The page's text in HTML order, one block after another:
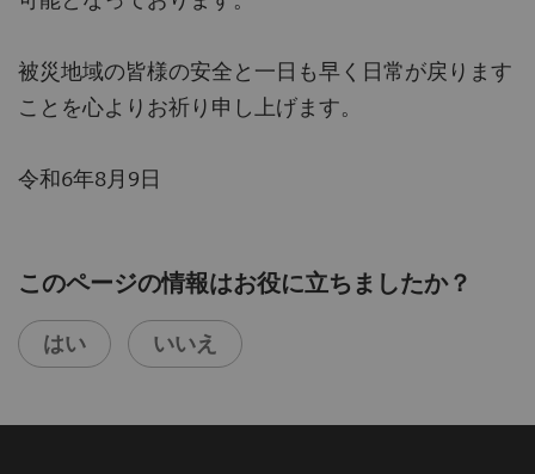
被災地域の皆様の安全と一日も早く日常が戻ります
ことを心よりお祈り申し上げます。
令和6年8月9日
このページの情報はお役に立ちましたか？
はい いいえ